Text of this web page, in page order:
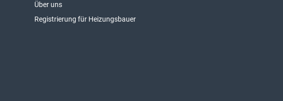
Über uns
Registrierung für Heizungsbauer